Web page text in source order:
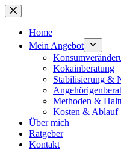
Zum
Inhalt
springenHome
Mein Angebot
Kokainberatung
Stabilisierung &
Methoden &
Kosten & Ablauf
Über mich
Ratgeber
Kontakt